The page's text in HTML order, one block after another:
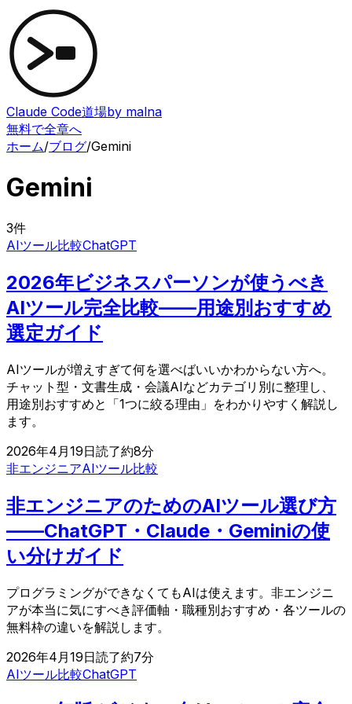
Claude Code道場by malna
無料で全章へ
ホーム/ブログ/Gemini
Gemini
3件
AIツール比較ChatGPT
2026年ビジネスパーソンが使うべき
AIツール完全比較——用途別おすすめ
選定ガイド
AIツールが増えすぎて何を選べばいいかわからない方へ。
チャット型・文書生成・会議AIなどカテゴリ別に整理し、
用途別おすすめと「1つに絞る理由」をわかりやすく解説し
ます。
2026年4月19日読了約8分
非エンジニアAIツール比較
非エンジニアのためのAIツール選び方
——ChatGPT・Claude・Geminiの使
い分けガイド
プログラミングができなくてもAIは使えます。非エンジニ
アが本当に気にすべき評価軸・職種別おすすめ・各ツールの
無料枠の違いを解説します。
2026年4月19日読了約7分
AIツール比較ChatGPT